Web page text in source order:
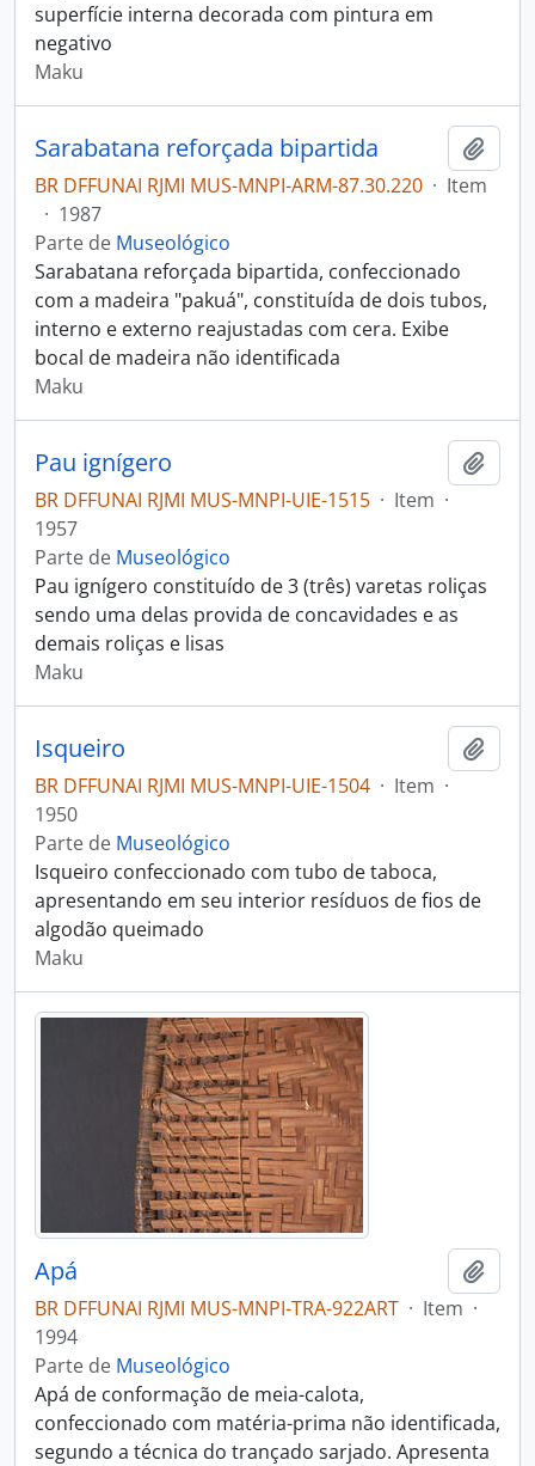
superfície interna decorada com pintura em
negativo
Maku
Sarabatana reforçada bipartida
BR DFFUNAI RJMI MUS-MNPI-ARM-87.30.220 · Item
· 1987
Parte de Museológico
Sarabatana reforçada bipartida, confeccionado
com a madeira "pakuá", constituída de dois tubos,
interno e externo reajustadas com cera. Exibe
bocal de madeira não identificada
Maku
Pau ignígero
BR DFFUNAI RJMI MUS-MNPI-UIE-1515 · Item ·
1957
Parte de Museológico
Pau ignígero constituído de 3 (três) varetas roliças
sendo uma delas provida de concavidades e as
demais roliças e lisas
Maku
Isqueiro
BR DFFUNAI RJMI MUS-MNPI-UIE-1504 · Item ·
1950
Parte de Museológico
Isqueiro confeccionado com tubo de taboca,
apresentando em seu interior resíduos de fios de
algodão queimado
Maku
Apá
BR DFFUNAI RJMI MUS-MNPI-TRA-922ART · Item ·
1994
Parte de Museológico
Apá de conformação de meia-calota,
confeccionado com matéria-prima não identificada,
segundo a técnica do trançado sarjado. Apresenta